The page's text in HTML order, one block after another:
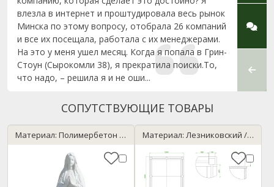
влезла в интернет и проштудировала весь рынок
Минска по этому вопросу, отобрала 26 компаний
и все их посещала, работала с их менеджерами.
На это у меня ушел месяц. Когда я попала в Грин-
Стоун (Сырокомли 38), я прекратила поиски.То,
что надо, – решила я и не оши...
СОПУТСТВУЮЩИЕ ТОВАРЫ
Материал: Полимербетон / мрамор Материал: Лезниковский / Нержавейка